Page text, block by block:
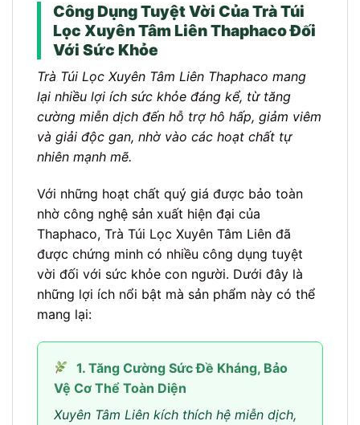
Công Dụng Tuyệt Vời Của Trà Túi
Lọc Xuyên Tâm Liên Thaphaco Đối
Với Sức Khỏe
Trà Túi Lọc Xuyên Tâm Liên Thaphaco mang
lại nhiều lợi ích sức khỏe đáng kể, từ tăng
cường miễn dịch đến hỗ trợ hô hấp, giảm viêm
và giải độc gan, nhờ vào các hoạt chất tự
nhiên mạnh mẽ.
Với những hoạt chất quý giá được bảo toàn
nhờ công nghệ sản xuất hiện đại của
Thaphaco, Trà Túi Lọc Xuyên Tâm Liên đã
được chứng minh có nhiều công dụng tuyệt
vời đối với sức khỏe con người. Dưới đây là
những lợi ích nổi bật mà sản phẩm này có thể
mang lại:
1. Tăng Cường Sức Đề Kháng, Bảo
Vệ Cơ Thể Toàn Diện
Xuyên Tâm Liên kích thích hệ miễn dịch,